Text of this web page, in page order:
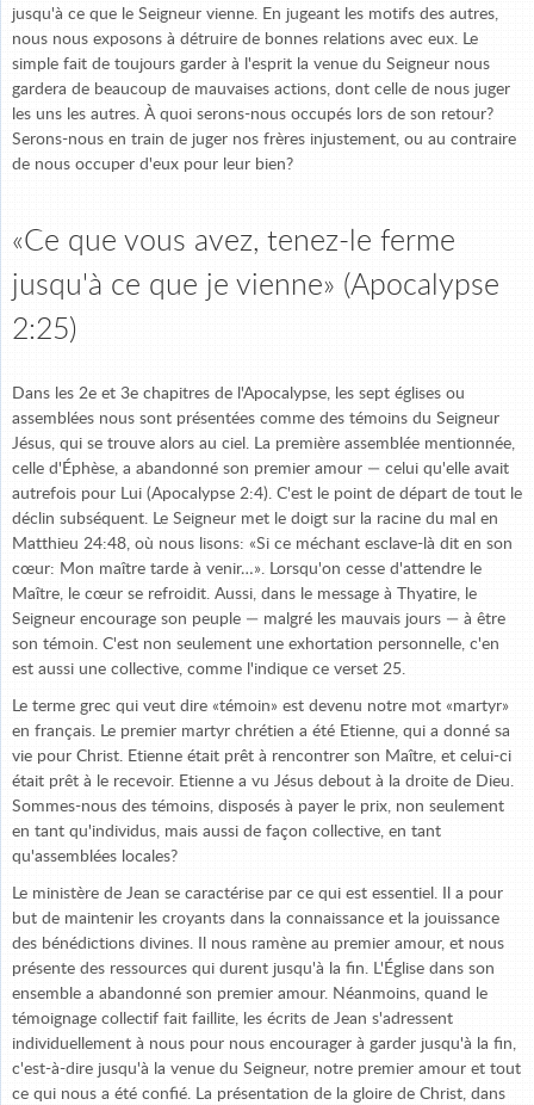
jusqu'à ce que le Seigneur vienne. En jugeant les motifs des autres,
nous nous exposons à détruire de bonnes relations avec eux. Le
simple fait de toujours garder à l'esprit la venue du Seigneur nous
gardera de beaucoup de mauvaises actions, dont celle de nous juger
les uns les autres. À quoi serons-nous occupés lors de son retour?
Serons-nous en train de juger nos frères injustement, ou au contraire
de nous occuper d'eux pour leur bien?
«Ce que vous avez, tenez-le ferme
jusqu'à ce que je vienne» (Apocalypse
2:25)
Dans les 2e et 3e chapitres de l'Apocalypse, les sept églises ou
assemblées nous sont présentées comme des témoins du Seigneur
Jésus, qui se trouve alors au ciel. La première assemblée mentionnée,
celle d'Éphèse, a abandonné son premier amour — celui qu'elle avait
autrefois pour Lui (Apocalypse 2:4). C'est le point de départ de tout le
déclin subséquent. Le Seigneur met le doigt sur la racine du mal en
Matthieu 24:48, où nous lisons: «Si ce méchant esclave-là dit en son
cœur: Mon maître tarde à venir…». Lorsqu'on cesse d'attendre le
Maître, le cœur se refroidit. Aussi, dans le message à Thyatire, le
Seigneur encourage son peuple — malgré les mauvais jours — à être
son témoin. C'est non seulement une exhortation personnelle, c'en
est aussi une collective, comme l'indique ce verset 25.
Le terme grec qui veut dire «témoin» est devenu notre mot «martyr»
en français. Le premier martyr chrétien a été Etienne, qui a donné sa
vie pour Christ. Etienne était prêt à rencontrer son Maître, et celui-ci
était prêt à le recevoir. Etienne a vu Jésus debout à la droite de Dieu.
Sommes-nous des témoins, disposés à payer le prix, non seulement
en tant qu'individus, mais aussi de façon collective, en tant
qu'assemblées locales?
Le ministère de Jean se caractérise par ce qui est essentiel. Il a pour
but de maintenir les croyants dans la connaissance et la jouissance
des bénédictions divines. Il nous ramène au premier amour, et nous
présente des ressources qui durent jusqu'à la fin. L'Église dans son
ensemble a abandonné son premier amour. Néanmoins, quand le
témoignage collectif fait faillite, les écrits de Jean s'adressent
individuellement à nous pour nous encourager à garder jusqu'à la fin,
c'est-à-dire jusqu'à la venue du Seigneur, notre premier amour et tout
ce qui nous a été confié. La présentation de la gloire de Christ, dans